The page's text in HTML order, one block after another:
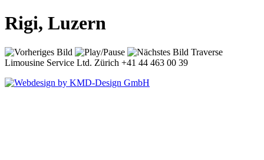
Rigi, Luzern
Traverse
Limousine Service Ltd. Zürich +41 44 463 00 39